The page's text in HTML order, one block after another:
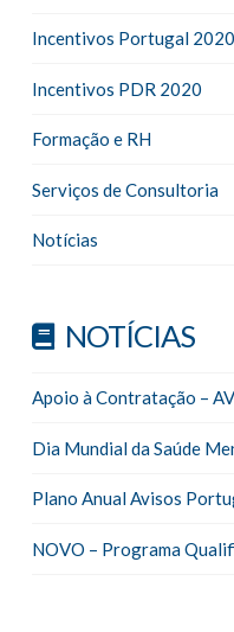
Incentivos Portugal 2020
Incentivos PDR 2020
Formação e RH
Serviços de Consultoria
Notícias
NOTÍCIAS
Apoio à Contratação –
Dia Mundial da Saúde
Plano Anual Avisos
NOVO – Programa